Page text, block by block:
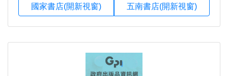
國家書店(開新視窗) 五南書店(開新視窗)